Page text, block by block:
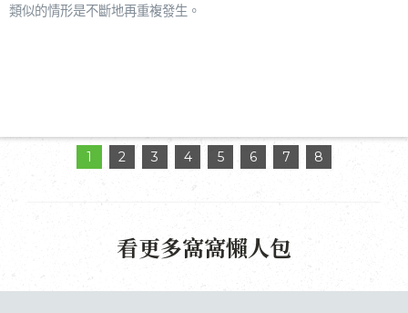
類似的情形是不斷地再重複發生。
1 2 3 4 5 6 7 8
看更多窩窩懶人包